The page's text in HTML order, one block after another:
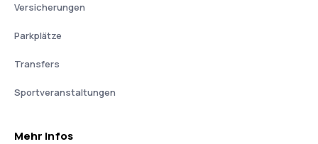
Versicherungen
Parkplätze
Transfers
Sportveranstaltungen
Mehr Infos